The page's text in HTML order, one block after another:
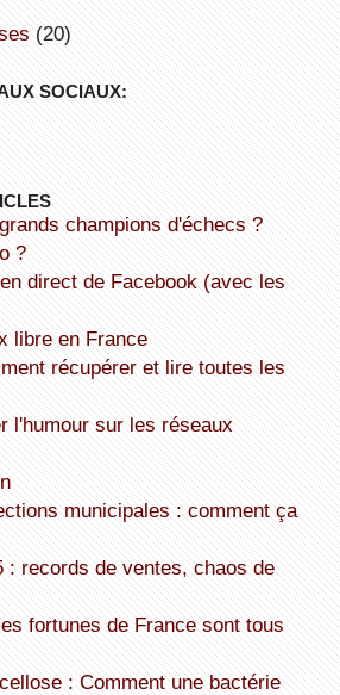
(20)
SOCIAUX:
champions d'échecs ?
?
libre en France